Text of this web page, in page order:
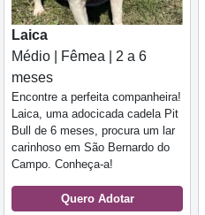
Laica
Médio | Fêmea | 2 a 6
meses
Encontre a perfeita companheira!
Laica, uma adocicada cadela Pit
Bull de 6 meses, procura um lar
carinhoso em São Bernardo do
Campo. Conheça-a!
Quero Adotar